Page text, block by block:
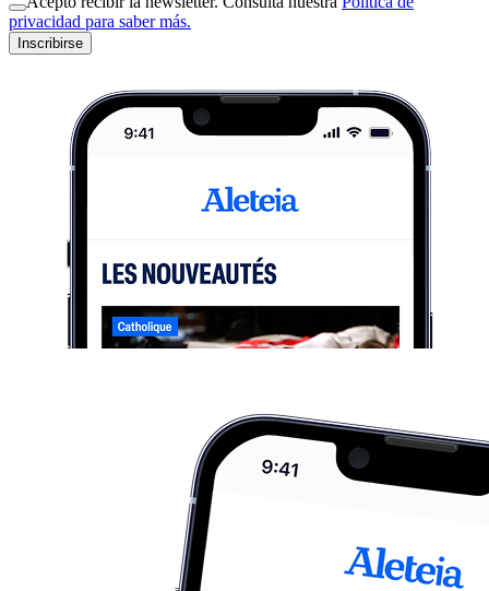
privacidad para saber más.
Inscribirse